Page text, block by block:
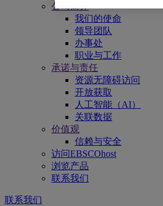
公司简介
我们的使命
领导团队
办事处
职业与工作
承诺与责任
资源无障碍访问
开放获取
人工智能（AI）
关联数据
价值观
信赖与安全
访问EBSCOhost
浏览产品
联系我们
联系我们